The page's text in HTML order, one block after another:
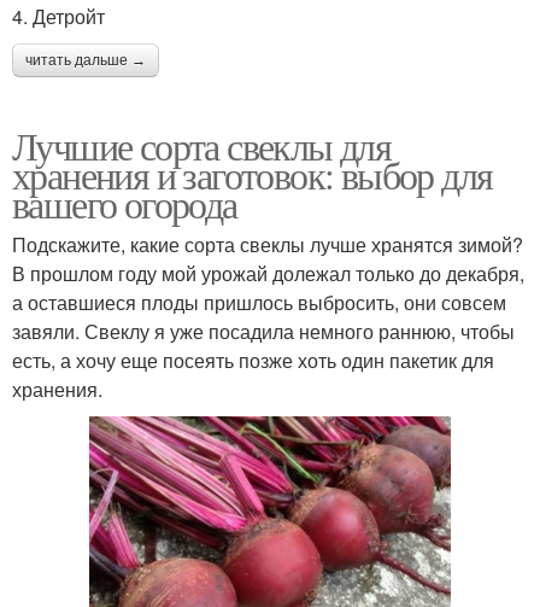
4. Детройт
читать дальше →
Лучшие сорта свеклы для
хранения и заготовок: выбор для
вашего огорода
Подскажите, какие сорта свеклы лучше хранятся зимой?
В прошлом году мой урожай долежал только до декабря,
а оставшиеся плоды пришлось выбросить, они совсем
завяли. Свеклу я уже посадила немного раннюю, чтобы
есть, а хочу еще посеять позже хоть один пакетик для
хранения.